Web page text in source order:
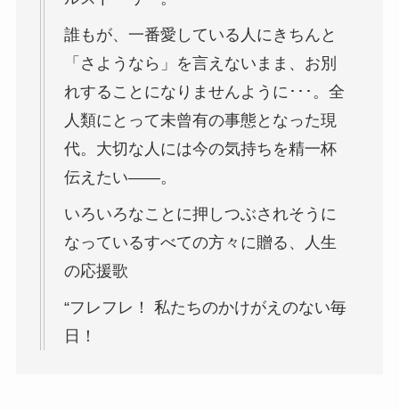
誰もが、一番愛している人にきちんと
「さようなら」を言えないまま、お別
れすることになりませんように･･･。全
人類にとって未曾有の事態となった現
代。大切な人には今の気持ちを精一杯
伝えたい――。
いろいろなことに押しつぶされそうに
なっているすべての方々に贈る、人生
の応援歌
“フレフレ！ 私たちのかけがえのない毎
日！